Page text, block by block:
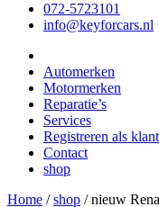
072-5723101
info@keyforcars.nl
Automerken
Motormerken
Reparatie’s
Services
Registreren als klant
Contact
shop
Home /shop /nieuw